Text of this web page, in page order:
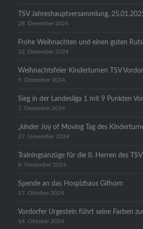
TSV Jahreshauptversammlung,
28. Dezember 2024
Frohe Weihnachten und einen guten
22. Dezember 2024
Weihnachtsfeier Kinderturnen TSV
9. Dezember 2024
Sieg in der Landesliga 1 mit 9 Punkten
7. Dezember 2024
„kinder Joy of Moving Tag des
27. November 2024
Trainingsanzüge für die II. Herren des
8. November 2024
Spende an das Hospizhaus Gifhorn
17. Oktober 2024
Vordorfer Urgestein führt seine Farben
14. Oktober 2024